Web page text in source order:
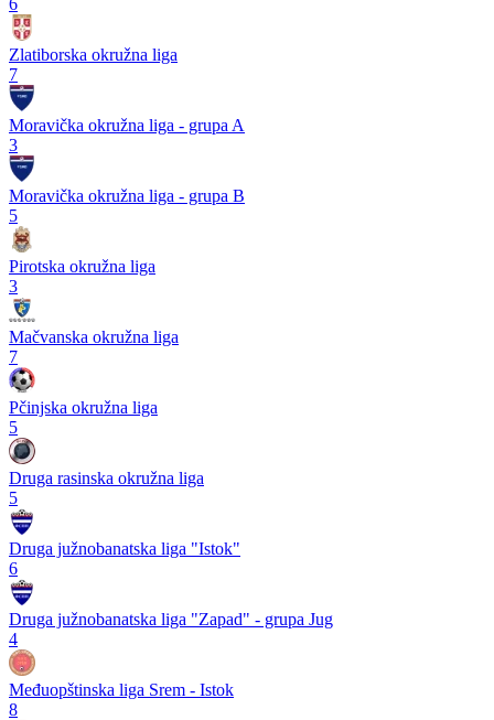
Zlatiborska okružna liga
7
Moravička okružna liga - grupa A
3
Moravička okružna liga - grupa B
5
Pirotska okružna liga
3
Mačvanska okružna liga
7
Pčinjska okružna liga
5
Druga rasinska okružna liga
5
Druga južnobanatska liga "Istok"
6
Druga južnobanatska liga "Zapad" - grupa Jug
4
Međuopštinska liga Srem - Istok
8